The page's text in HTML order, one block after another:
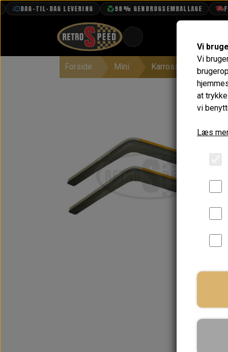
DAG-TIL-DAG LEVERING 98% GENBRUGSEMBALLAGE FRI
Forside Mini Karrosseri Døre
Vi
Vi
at
vi
Læs